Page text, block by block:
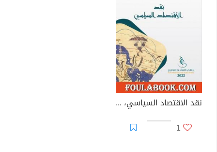
نقد الاقتصاد السياسي، الطبعة السودانية
1